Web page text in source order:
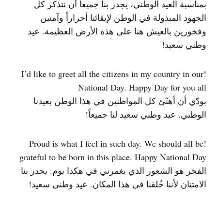
بمناسبة العيد الوطني، يجدر بنا جميعاً أن نتذكر كل
الجهود المبذولة في الوطن لإبقائنا أحراراً وآمنين
وفخورين بالعيش هنا على هذه الأرض العظيمة. عيد
وطني سعيد!
!I’d like to greet all the citizens in my country in our
National Day. Happy Day for you all
بودّي أن أهنّئ كل المواطنين في هذا الوطن بعيدنا
الوطني. عيد وطني سعيد لنا جميعاً!
!Proud is what I feel in such day. We should all be
grateful to be born in this place. Happy National Day
الفخر هو الشعور الذي يغمرني في هكذا يوم. يجدر بنا
الامتنان لأننا خُلقنا في هذا المكان. عيد وطني سعيد!